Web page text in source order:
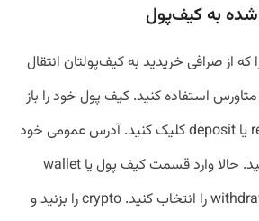
شده به کیف‌پول
که از صرافی خریدید به کیف‌پولتان انتقال
متاورس استفاده کنید. کیف پول خود را باز
کنید و روی گزینه receive یا deposit کلیک کنید. آدرس عمومی خود
را در این قسمت وارد کنید. حالا وارد قسمت کیف پول یا wallet
سایت صرافی شوید و withdraw را انتخاب کنید. crypto را بزنید و